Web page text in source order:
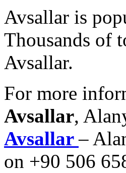
Avsallar is
Thousands of
Avsallar.
For more
Avsallar,
Avsallar–
on +90 506